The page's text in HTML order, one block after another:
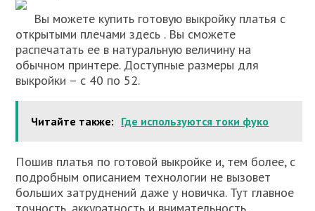
Вы можете купить готовую выкройку платья с
открытыми плечами здесь . Вы сможете
распечатать ее в натуральную величину на
обычном принтере. Доступные размеры для
выкройки – с 40 по 52.
Читайте также: Где используются токи фуко
Пошив платья по готовой выкройке и, тем более, с
подробным описанием технологии не вызовет
больших затруднений даже у новичка. Тут главное